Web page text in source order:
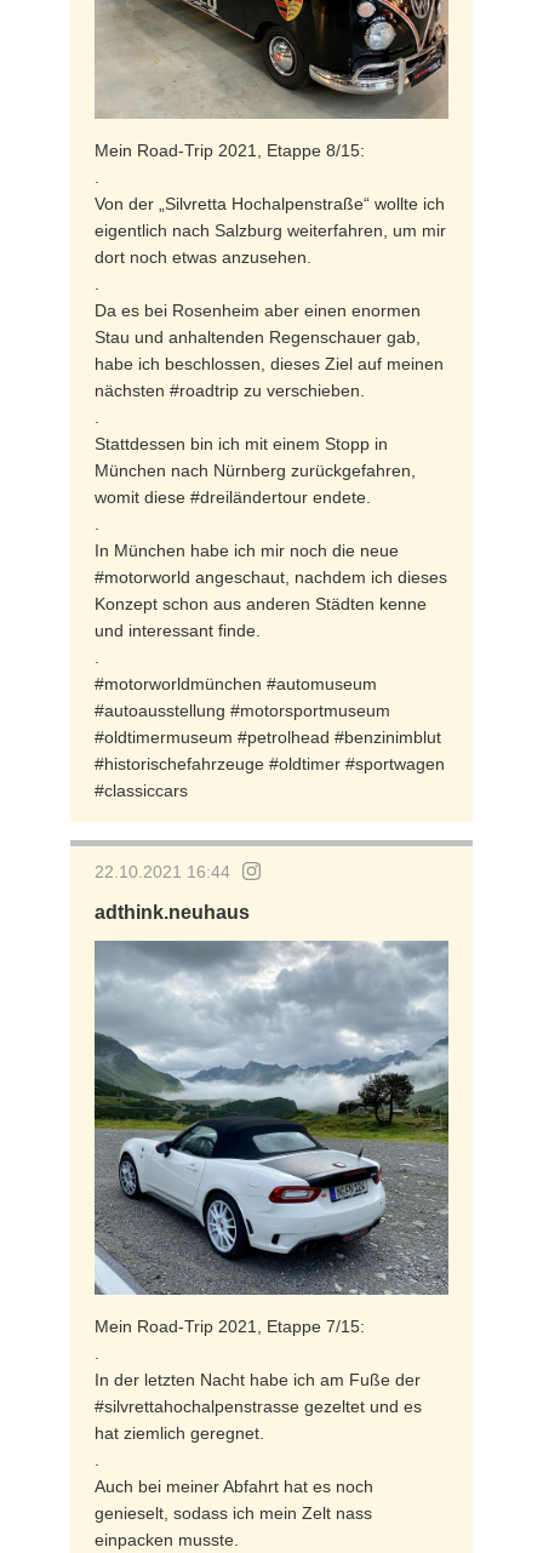
Mein Road-Trip 2021, Etappe 8/15:
Von der „Silvretta Hochalpenstraße“ wollte ich
eigentlich nach Salzburg weiterfahren, um mir
dort noch etwas anzusehen.
Da es bei Rosenheim aber einen enormen
Stau und anhaltenden Regenschauer gab,
habe ich beschlossen, dieses Ziel auf meinen
nächsten #roadtrip zu verschieben.
Stattdessen bin ich mit einem Stopp in
München nach Nürnberg zurückgefahren,
womit diese #dreiländertour endete.
In München habe ich mir noch die neue
#motorworld angeschaut, nachdem ich dieses
Konzept schon aus anderen Städten kenne
und interessant finde.
#motorworldmünchen #automuseum
#autoausstellung #motorsportmuseum
#oldtimermuseum #petrolhead #benzinimblut
#historischefahrzeuge #oldtimer #sportwagen
#classiccars
22.10.2021 16:44
adthink.neuhaus
Mein Road-Trip 2021, Etappe 7/15:
In der letzten Nacht habe ich am Fuße der
#silvrettahochalpenstrasse gezeltet und es
hat ziemlich geregnet.
Auch bei meiner Abfahrt hat es noch
genieselt, sodass ich mein Zelt nass
einpacken musste.